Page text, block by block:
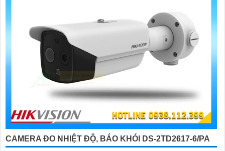
CAMERA ĐO NHIỆT ĐỘ, BÁO KHÓI DS-2TD2617-6/PA